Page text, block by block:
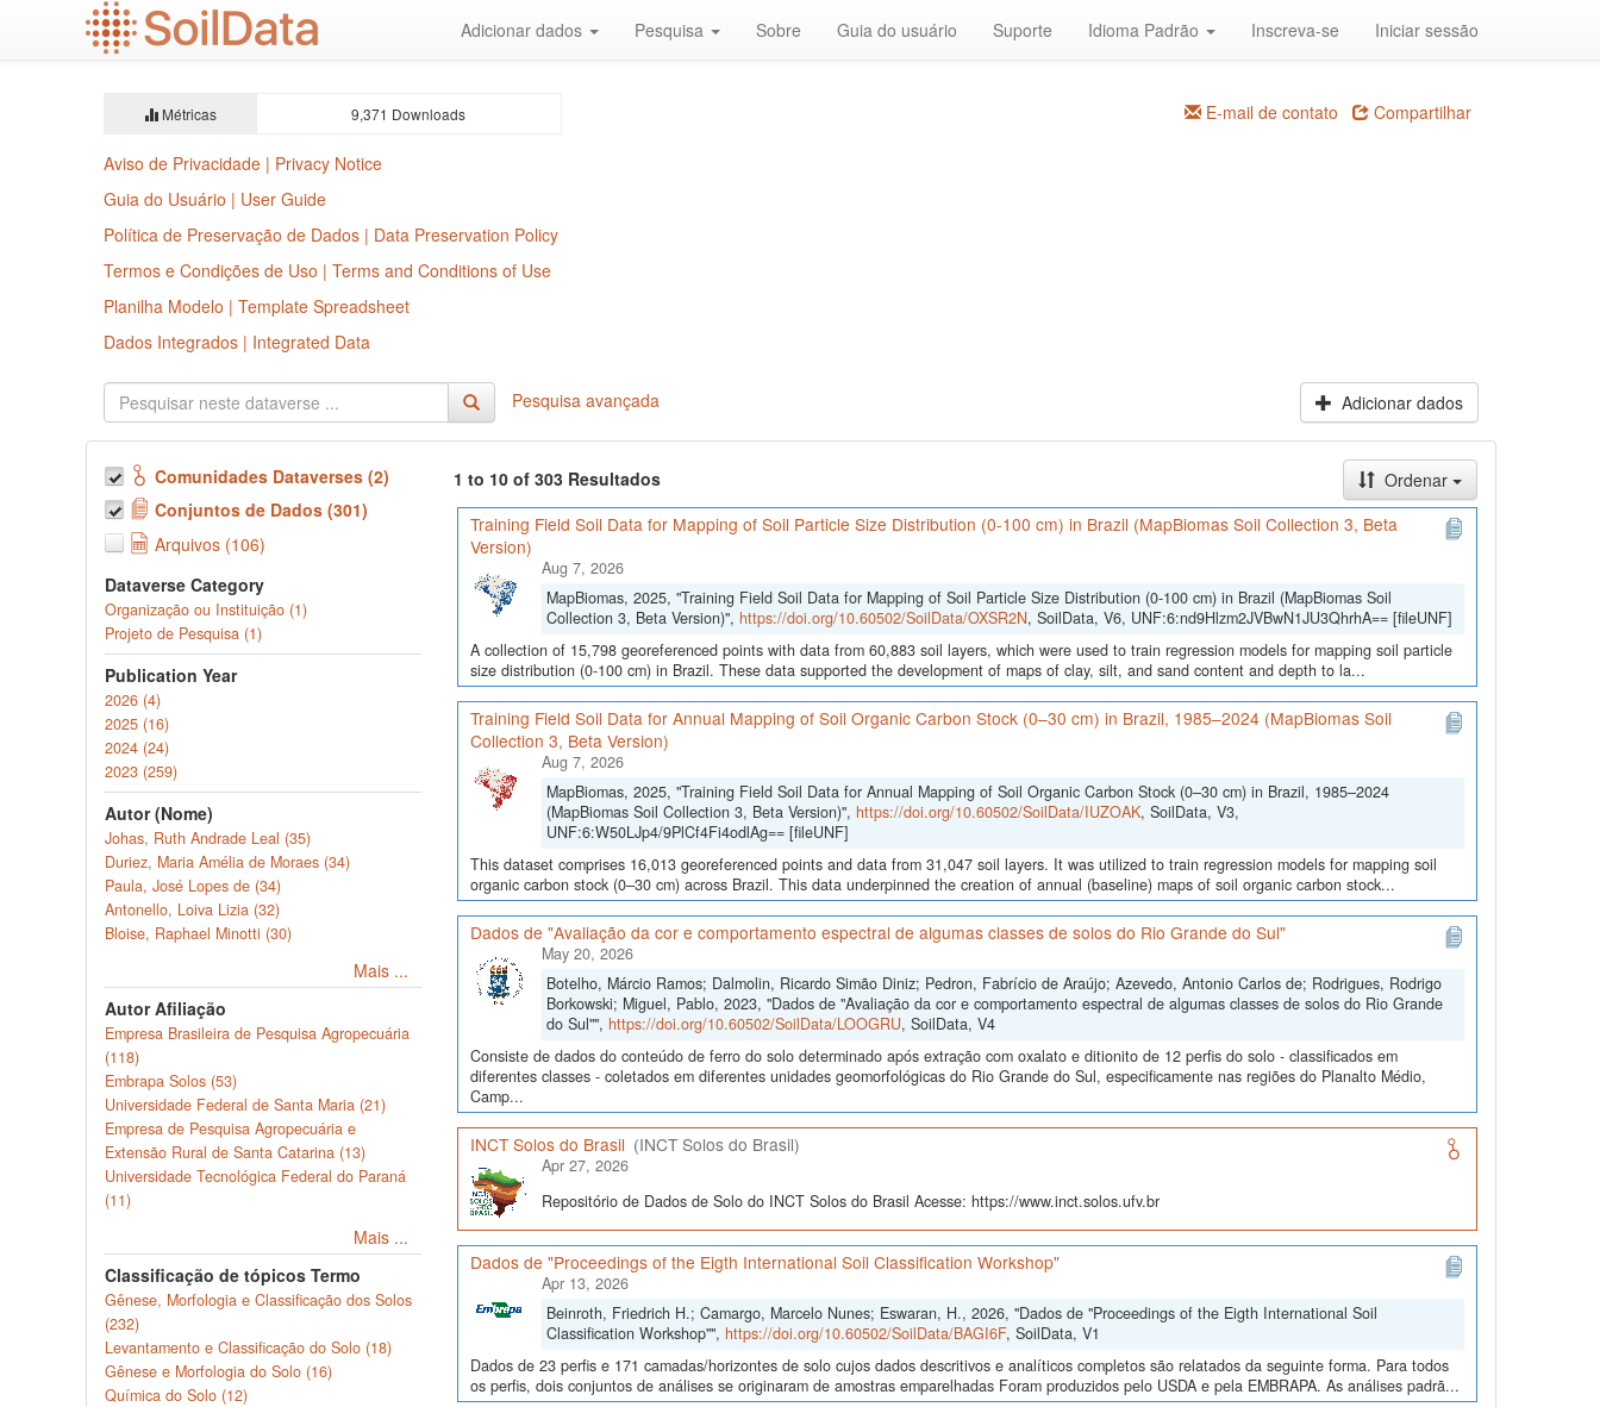
Adicionar dados Pesquisa Sobre Guia do usuário Suporte Idioma Padrão Inscreva-se Iniciar sessão
Métricas 9,371 Downloads E-mail de contato Compartilhar
Aviso de Privacidade | Privacy Notice
Guia do Usuário | User Guide
Política de Preservação de Dados | Data Preservation Policy
Termos e Condições de Uso | Terms and Conditions of Use
Planilha Modelo | Template Spreadsheet
Dados Integrados | Integrated Data
Pesquisa avançada Adicionar dados
Comunidades Dataverses (2)
Conjuntos de Dados (301)
Arquivos (106)
Dataverse Category
Organização ou Instituição (1)
Projeto de Pesquisa (1)
Publication Year
2026 (4)
2025 (16)
2024 (24)
2023 (259)
Autor (Nome)
Johas, Ruth Andrade Leal (35)
Duriez, Maria Amélia de Moraes (34)
Paula, José Lopes de (34)
Antonello, Loiva Lizia (32)
Bloise, Raphael Minotti (30)
Mais ...
Autor Afiliação
Empresa Brasileira de Pesquisa Agropecuária
(118)
Embrapa Solos (53)
Universidade Federal de Santa Maria (21)
Empresa de Pesquisa Agropecuária e
Extensão Rural de Santa Catarina (13)
Universidade Tecnológica Federal do Paraná
(11)
Mais ...
Classificação de tópicos Termo
Gênese, Morfologia e Classificação dos Solos
(232)
Levantamento e Classificação do Solo (18)
Gênese e Morfologia do Solo (16)
Química do Solo (12)
1 to 10 of 303 Resultados
Ordenar
Training Field Soil Data for Mapping of Soil Particle Size Distribution (0-100 cm) in Brazil (MapBiomas Soil Collection 3, Beta
Version)
Aug 7, 2026
MapBiomas, 2025, "Training Field Soil Data for Mapping of Soil Particle Size Distribution (0-100 cm) in Brazil (MapBiomas Soil
Collection 3, Beta Version)", https://doi.org/10.60502/SoilData/OXSR2N, SoilData, V6, UNF:6:nd9Hlzm2JVBwN1JU3QhrhA== [fileUNF]
A collection of 15,798 georeferenced points with data from 60,883 soil layers, which were used to train regression models for mapping soil particle
size distribution (0-100 cm) in Brazil. These data supported the development of maps of clay, silt, and sand content and depth to la...
Training Field Soil Data for Annual Mapping of Soil Organic Carbon Stock (0–30 cm) in Brazil, 1985–2024 (MapBiomas Soil
Collection 3, Beta Version)
Aug 7, 2026
MapBiomas, 2025, "Training Field Soil Data for Annual Mapping of Soil Organic Carbon Stock (0–30 cm) in Brazil, 1985–2024
(MapBiomas Soil Collection 3, Beta Version)", https://doi.org/10.60502/SoilData/IUZOAK, SoilData, V3,
UNF:6:W50LJp4/9PlCf4Fi4odlAg== [fileUNF]
This dataset comprises 16,013 georeferenced points and data from 31,047 soil layers. It was utilized to train regression models for mapping soil
organic carbon stock (0–30 cm) across Brazil. This data underpinned the creation of annual (baseline) maps of soil organic carbon stock...
Dados de "Avaliação da cor e comportamento espectral de algumas classes de solos do Rio Grande do Sul"
May 20, 2026
Botelho, Márcio Ramos; Dalmolin, Ricardo Simão Diniz; Pedron, Fabrício de Araújo; Azevedo, Antonio Carlos de; Rodrigues, Rodrigo
Borkowski; Miguel, Pablo, 2023, "Dados de "Avaliação da cor e comportamento espectral de algumas classes de solos do Rio Grande
do Sul"", https://doi.org/10.60502/SoilData/LOOGRU, SoilData, V4
Consiste de dados do conteúdo de ferro do solo determinado após extração com oxalato e ditionito de 12 perfis do solo - classificados em
diferentes classes - coletados em diferentes unidades geomorfológicas do Rio Grande do Sul, especificamente nas regiões do Planalto Médio,
Camp...
INCT Solos do Brasil (INCT Solos do Brasil)
Apr 27, 2026
Repositório de Dados de Solo do INCT Solos do Brasil Acesse: https://www.inct.solos.ufv.br
Dados de "Proceedings of the Eigth International Soil Classification Workshop"
Apr 13, 2026
Beinroth, Friedrich H.; Camargo, Marcelo Nunes; Eswaran, H., 2026, "Dados de "Proceedings of the Eigth International Soil
Classification Workshop"", https://doi.org/10.60502/SoilData/BAGI6F, SoilData, V1
Dados de 23 perfis e 171 camadas/horizontes de solo cujos dados descritivos e analíticos completos são relatados da seguinte forma. Para todos
os perfis, dois conjuntos de análises se originaram de amostras emparelhadas Foram produzidos pelo USDA e pela EMBRAPA. As análises padrã...